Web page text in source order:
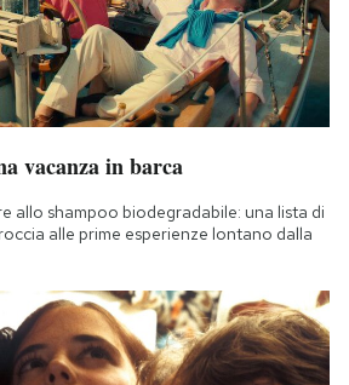
vacanza in barca
allo shampoo biodegradabile: una lista di
alle prime esperienze lontano dalla